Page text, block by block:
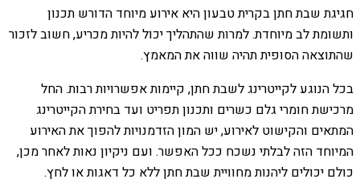
חגיגת שבת חתן בקרית טבעון היא אירוע מיוחד הדורש תכנון
ותשומת לב מיוחדת. למרות שהתהליך יכול להיות מכריע, חשוב לזכור
שהתוצאה הסופית תהיה שווה את המאמץ.
בכל הנוגע לקייטרינג לשבת חתן, קיימות אפשרויות רבות. החל
מרכישת חומרי גלם כשרים ותכנון תפריט ועד בחירת הקייטרינג
המתאים והקישוט לאירוע, יש המון הזדמנויות להפוך את האירוע
המיוחד הזה לבלתי נשכח ככל האפשר. ועם ניקיון נאות לאחר מכן,
כולם יכולים ליהנות מחוויית שבת חתן ללא כל דאגות או לחץ.